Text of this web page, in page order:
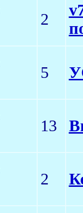
2
5
13
2